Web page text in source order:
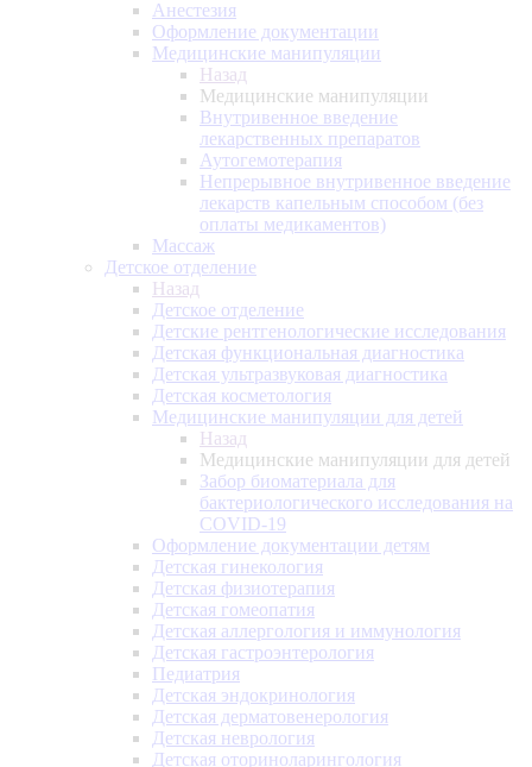
Анестезия
Оформление документации
Медицинские манипуляции
Назад
Медицинские манипуляции
Внутривенное введение
лекарственных препаратов
Аутогемотерапия
Непрерывное внутривенное введение
лекарств капельным способом (без
оплаты медикаментов)
Массаж
Детское отделение
Назад
Детское отделение
Детские рентгенологические исследования
Детская функциональная диагностика
Детская ультразвуковая диагностика
Детская косметология
Медицинские манипуляции для детей
Назад
Медицинские манипуляции для детей
Забор биоматериала для
бактериологического исследования на
COVID-19
Оформление документации детям
Детская гинекология
Детская физиотерапия
Детская гомеопатия
Детская аллергология и иммунология
Детская гастроэнтерология
Педиатрия
Детская эндокринология
Детская дерматовенерология
Детская неврология
Детская оториноларингология